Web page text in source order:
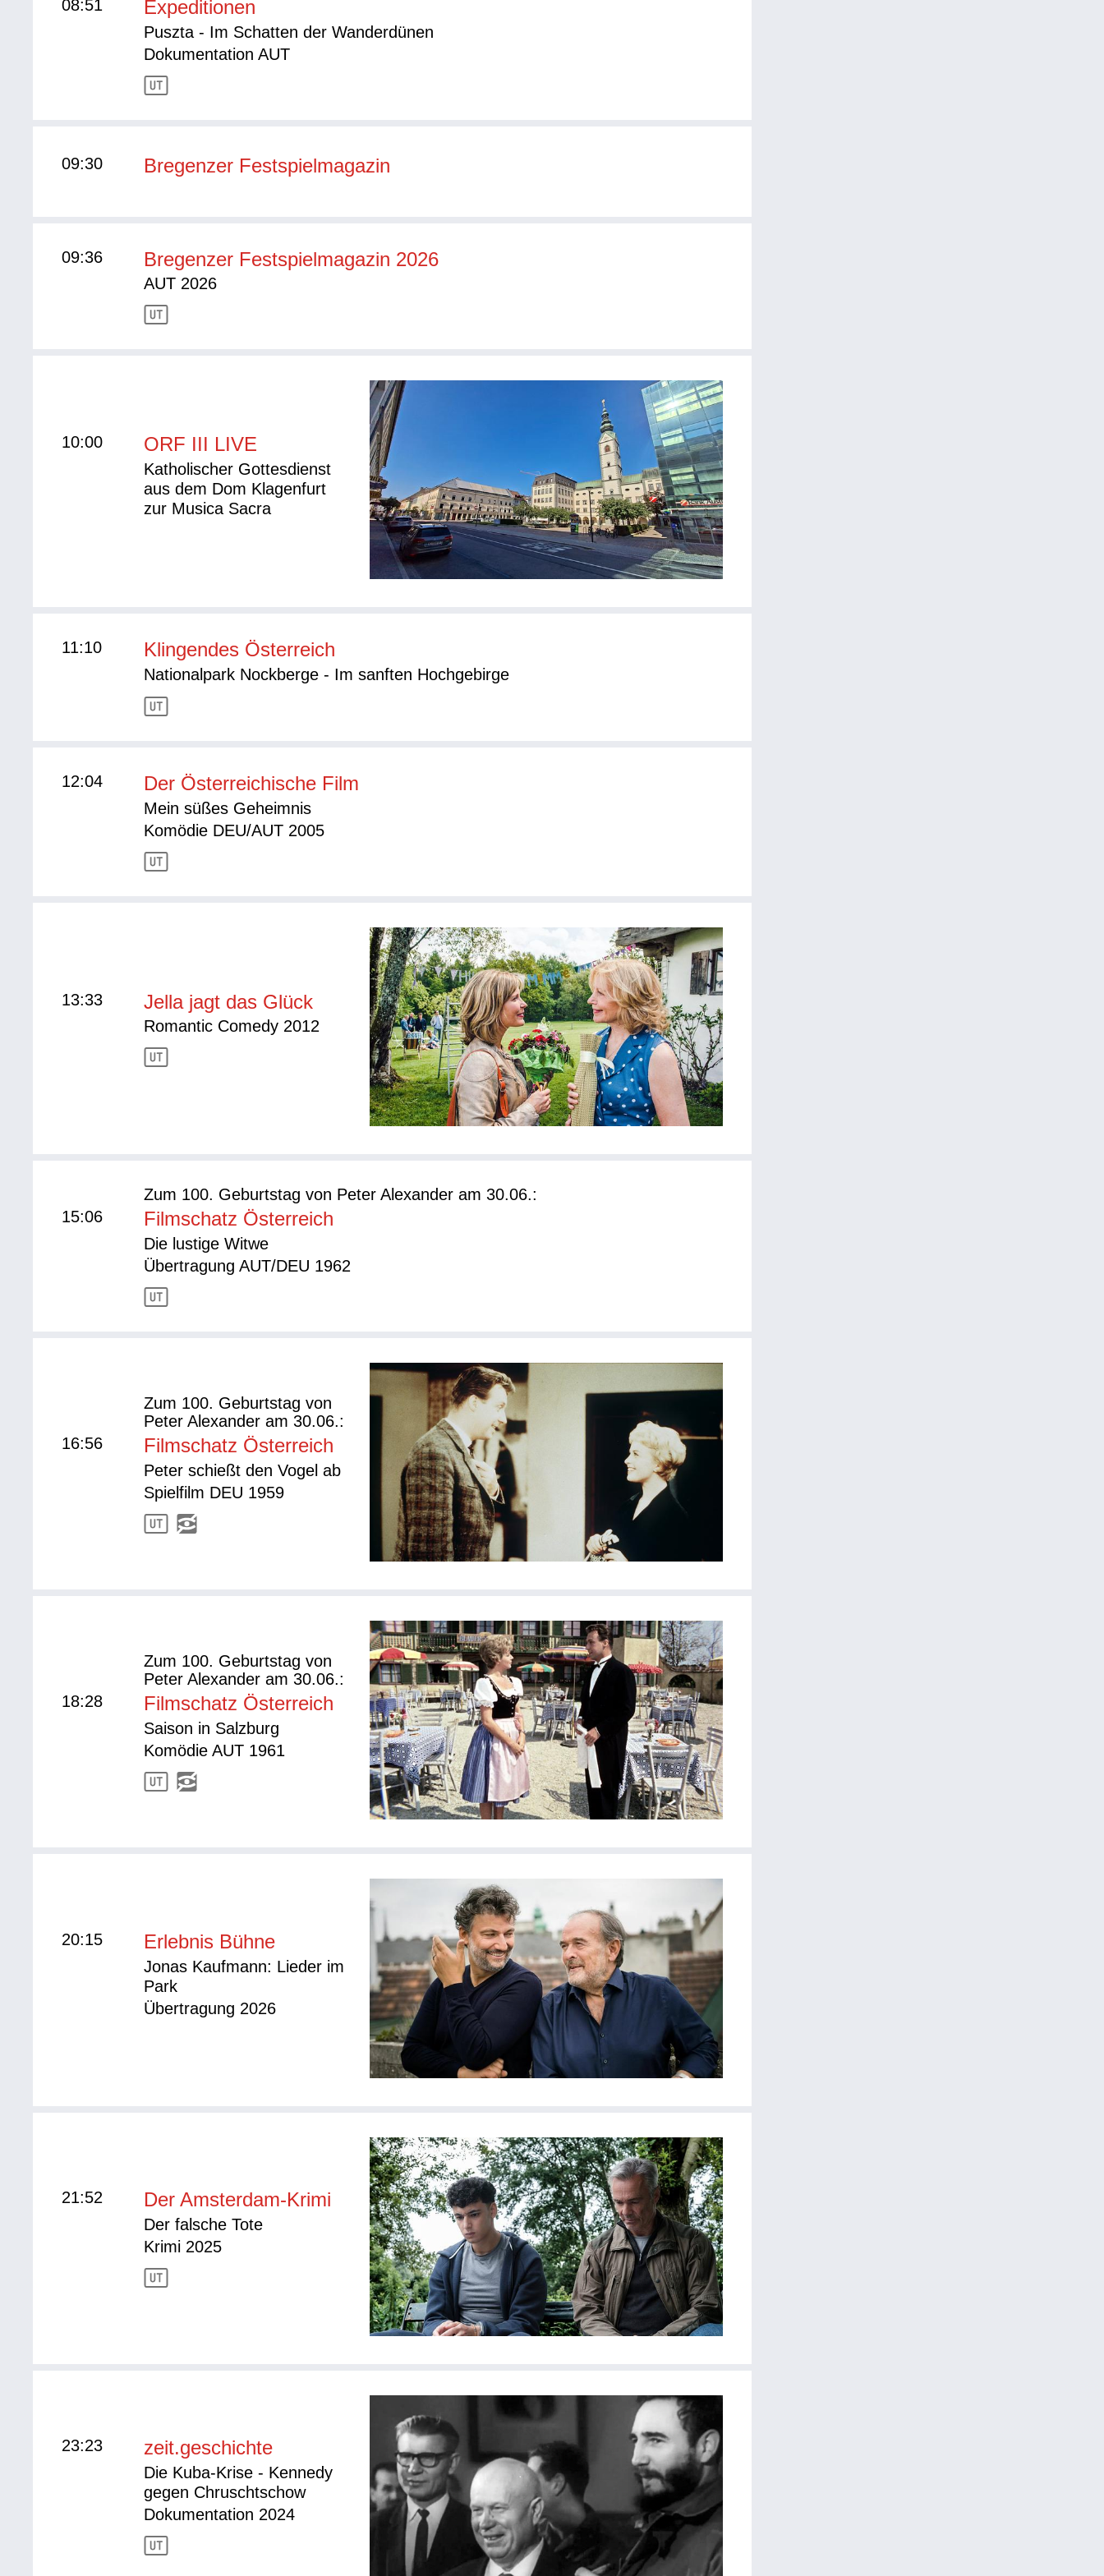
08:51 Expeditionen
Puszta - Im Schatten der Wanderdünen
Dokumentation AUT
09:30 Bregenzer Festspielmagazin
09:36 Bregenzer Festspielmagazin 2026
AUT 2026
10:00 ORF III LIVE
Katholischer Gottesdienst
aus dem Dom Klagenfurt
zur Musica Sacra
11:10 Klingendes Österreich
Nationalpark Nockberge - Im sanften Hochgebirge
12:04 Der Österreichische Film
Mein süßes Geheimnis
Komödie DEU/AUT 2005
13:33 Jella jagt das Glück
Romantic Comedy 2012
Zum 100. Geburtstag von Peter Alexander am 30.06.:
15:06
Filmschatz Österreich
Die lustige Witwe
Übertragung AUT/DEU 1962
Zum 100. Geburtstag von
Peter Alexander am 30.06.:
16:56
Filmschatz Österreich
Peter schießt den Vogel ab
Spielfilm DEU 1959
Zum 100. Geburtstag von
Peter Alexander am 30.06.:
18:28
Filmschatz Österreich
Saison in Salzburg
Komödie AUT 1961
20:15 Erlebnis Bühne
Jonas Kaufmann: Lieder im
Park
Übertragung 2026
21:52 Der Amsterdam-Krimi
Der falsche Tote
Krimi 2025
23:23 zeit.geschichte
Die Kuba-Krise - Kennedy
gegen Chruschtschow
Dokumentation 2024